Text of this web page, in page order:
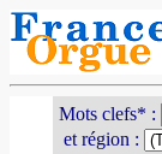
Mots clefs* :
et région :